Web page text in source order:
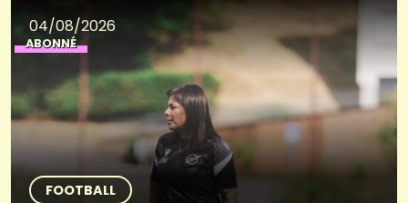
04/08/2026
ABONNÉ
FOOTBALL